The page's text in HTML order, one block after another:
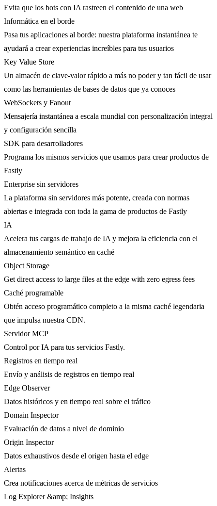
Evita que los bots con IA rastreen el contenido de una web
Informática en el borde
Pasa tus aplicaciones al borde: nuestra plataforma instantánea te
ayudará a crear experiencias increíbles para tus usuarios
Key Value Store
Un almacén de clave-valor rápido a más no poder y tan fácil de usar
como las herramientas de bases de datos que ya conoces
WebSockets y Fanout
Mensajería instantánea a escala mundial con personalización integral
y configuración sencilla
SDK para desarrolladores
Programa los mismos servicios que usamos para crear productos de
Fastly
Enterprise sin servidores
La plataforma sin servidores más potente, creada con normas
abiertas e integrada con toda la gama de productos de Fastly
IA
Acelera tus cargas de trabajo de IA y mejora la eficiencia con el
almacenamiento semántico en caché
Object Storage
Get direct access to large files at the edge with zero egress fees
Caché programable
Obtén acceso programático completo a la misma caché legendaria
que impulsa nuestra CDN.
Servidor MCP
Control por IA para tus servicios Fastly.
Registros en tiempo real
Envío y análisis de registros en tiempo real
Edge Observer
Datos históricos y en tiempo real sobre el tráfico
Domain Inspector
Evaluación de datos a nivel de dominio
Origin Inspector
Datos exhaustivos desde el origen hasta el edge
Alertas
Crea notificaciones acerca de métricas de servicios
Log Explorer &amp; Insights